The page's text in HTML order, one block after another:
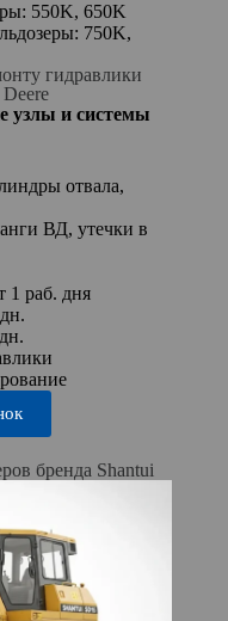
550K, 650K
750K,
гидравлики
Deere
узлы и системы
отвала,
ВД, утечки в
1 раб. дня
бренда Shantui